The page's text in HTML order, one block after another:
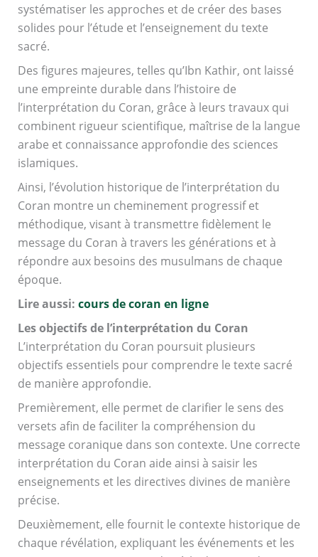
systématiser les approches et de créer des bases
solides pour l’étude et l’enseignement du texte
sacré.
Des figures majeures, telles qu’Ibn Kathir, ont laissé
une empreinte durable dans l’histoire de
l’interprétation du Coran, grâce à leurs travaux qui
combinent rigueur scientifique, maîtrise de la langue
arabe et connaissance approfondie des sciences
islamiques.
Ainsi, l’évolution historique de l’interprétation du
Coran montre un cheminement progressif et
méthodique, visant à transmettre fidèlement le
message du Coran à travers les générations et à
répondre aux besoins des musulmans de chaque
époque.
Lire aussi: cours de coran en ligne
Les objectifs de l’interprétation du Coran
L’interprétation du Coran poursuit plusieurs
objectifs essentiels pour comprendre le texte sacré
de manière approfondie.
Premièrement, elle permet de clarifier le sens des
versets afin de faciliter la compréhension du
message coranique dans son contexte. Une correcte
interprétation du Coran aide ainsi à saisir les
enseignements et les directives divines de manière
précise.
Deuxièmement, elle fournit le contexte historique de
chaque révélation, expliquant les événements et les